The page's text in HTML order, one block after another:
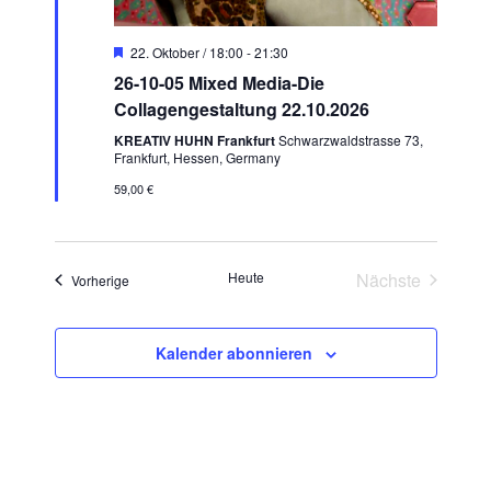
v
a
t
H
r
v
o
r
g
h
e
22. Oktober / 18:00 -21:30
26-10-05 Mixed Media-Die
Collagengestaltung 22.10.2026
KREATIV HUHN FrankfurtSchwarzwaldstrasse 73,
Frankfurt, Hessen, Germany
59,00 €
VorherigeVeranstaltungen Heute
Nächste
Kalender abonnieren